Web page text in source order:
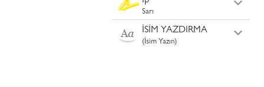
Sarı
İSİM YAZDIRMA
(İsim Yazın)